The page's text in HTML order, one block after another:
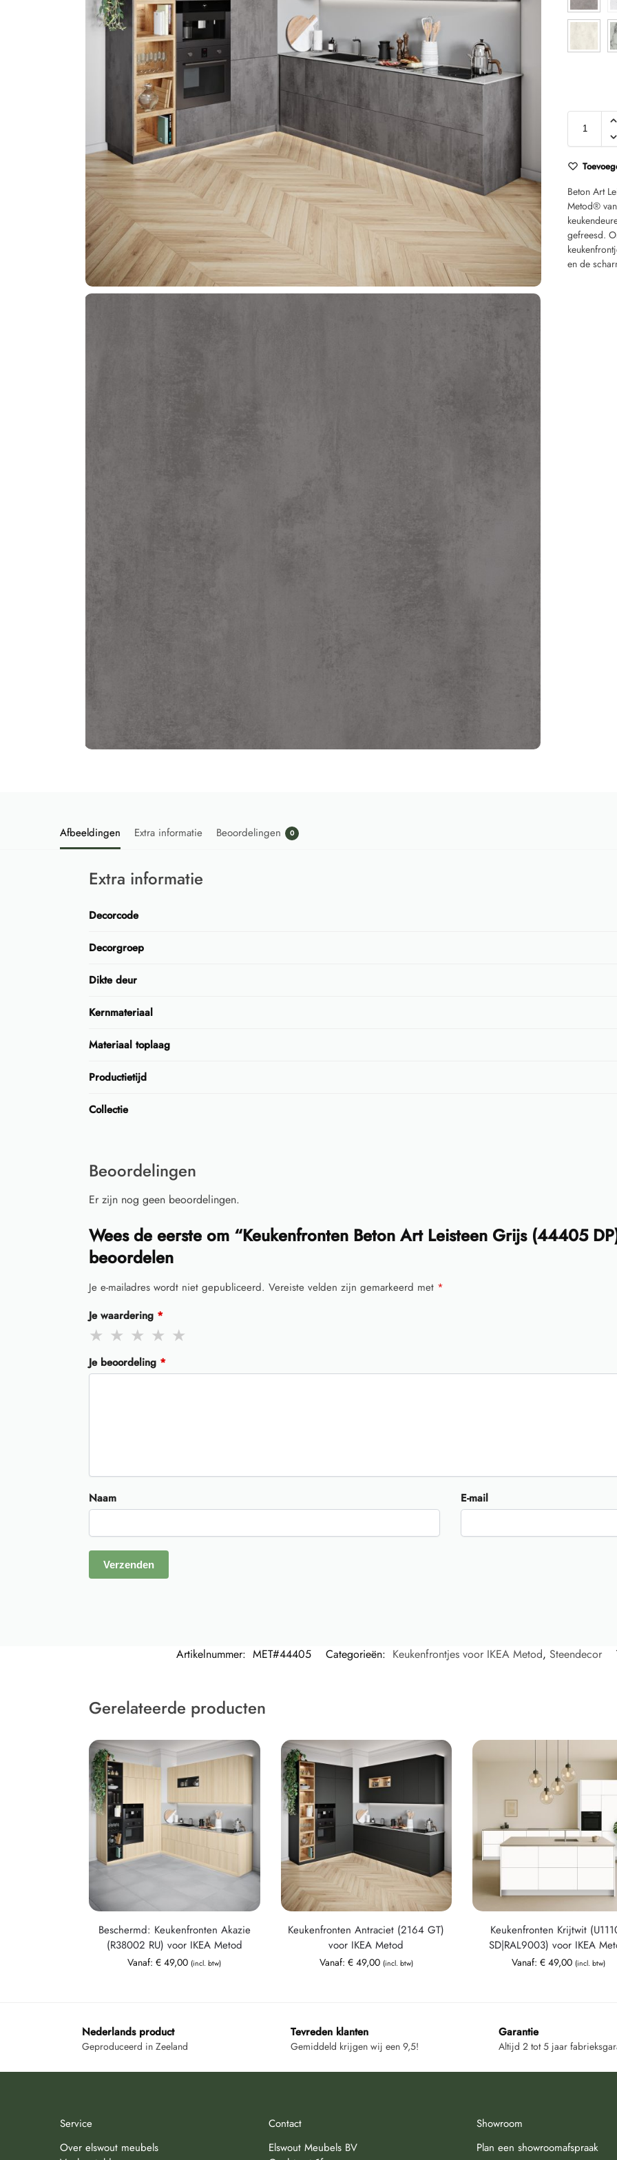
Beton Art
Metod®
gefreesd.
en de
Afbeeldingen Extra informatie Beoordelingen 0
Extra informatie
Decorcode
Decorgroep
Dikte deur
Kernmateriaal
Materiaal toplaag
Productietijd
Collectie
Beoordelingen
Er zijn nog geen beoordelingen.
Wees de eerste om “Keukenfronten Beton Art Leisteen Grijs (44405
beoordelen
Je e-mailadres wordt niet gepubliceerd. Vereiste velden zijn gemarkeerd met *
Je waardering *
Je beoordeling *
Naam E-mail
Artikelnummer: MET#44405 Categorieën: Keukenfrontjes voor IKEA Metod, Steendecor
Gerelateerde producten
Beschermd: Keukenfronten Akazie
(R38002 RU) voor IKEA Metod
Vanaf:€ 49,00 (incl. btw)
Keukenfronten Antraciet (2164 GT)
voor IKEA Metod
Vanaf: €49,00 (incl. btw)
Keukenfronten Krijtwit
SD|RAL9003) voor IKEA
Vanaf: €49,00 (incl. btw)
Nederlands product
Geproduceerd in Zeeland
Tevreden klanten
Gemiddeld krijgen wij een 9,5!
Garantie
Altijd 2 tot 5 jaar
Service
Over elswout meubels
Contact
Elswout Meubels BV
Showroom
Plan een showroomafspraak